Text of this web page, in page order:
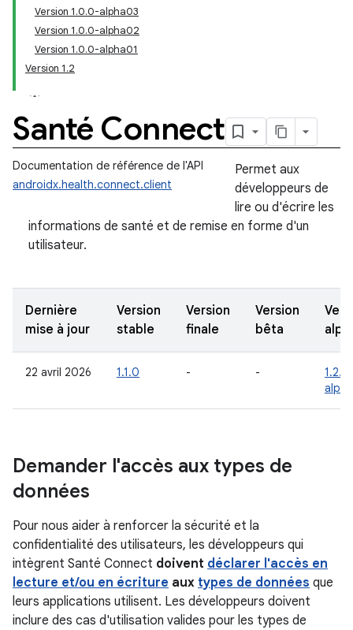
Version 1.0.0-alpha03
Version 1.0.0-alpha02
Version 1.0.0-alpha01
Version 1.2
Santé Connect
Documentation de référence de l'API
androidx.health.connect.client
Permet aux
développeurs de
lire ou d'écrire les
informations de santé et de remise en forme d'un
utilisateur.
Dernière
mise à jour
Version
stable
Version
finale
Version
bêta
22 avril 2026 1.1.0 - -
Demander l'accès aux types de
données
Pour nous aider à renforcer la sécurité et la
confidentialité des utilisateurs, les développeurs qui
intègrent Santé Connect doivent déclarer l'accès en
lecture et/ou en écriture aux types de données que
leurs applications utilisent. Les développeurs doivent
inclure des cas d'utilisation valides pour les types de